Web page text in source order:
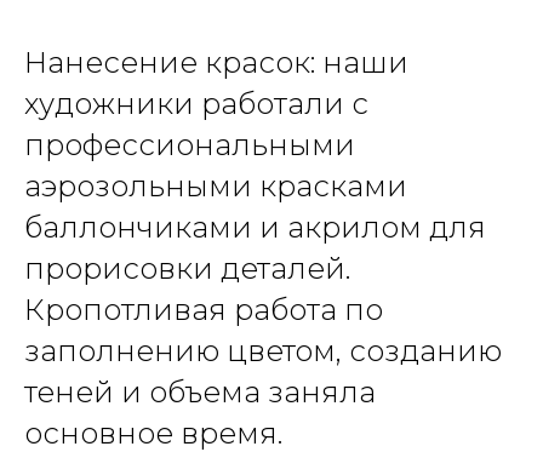
Нанесение красок: наши
художники работали с
профессиональными
аэрозольными красками
баллончиками и акрилом для
прорисовки деталей.
Кропотливая работа по
заполнению цветом, созданию
теней и объема заняла
основное время.